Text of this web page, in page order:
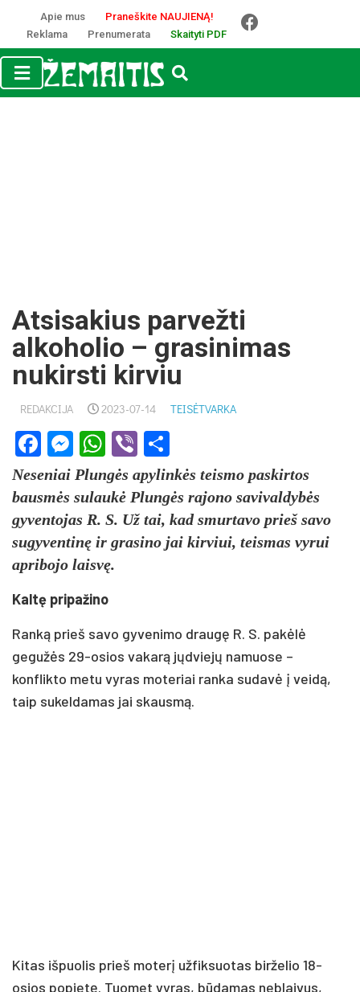
Apie mus
Praneškite NAUJIENĄ!
Reklama
Prenumerata Skaityti PDF
Atsisakius parvežti
alkoholio – grasinimas
nukirsti kirviu
REDAKCIJA 2023-07-14 TEISĖTVARKA
Facebook
Messenger
WhatsApp
Viber
Neseniai Plungės apylinkės teismo paskirtos
bausmės sulaukė Plungės rajono savivaldybės
gyventojas R. S. Už tai, kad smurtavo prieš savo
sugyventinę ir grasino jai kirviui, teismas vyrui
apribojo laisvę.
Kaltę pripažino
Ranką prieš savo gyvenimo draugę R. S. pakėlė
gegužės 29-osios vakarą jųdviejų namuose –
konflikto metu vyras moteriai ranka sudavė į veidą,
taip sukeldamas jai skausmą.
Kitas išpuolis prieš moterį užfiksuotas birželio 18-
osios popietę. Tuomet vyras, būdamas neblaivus,